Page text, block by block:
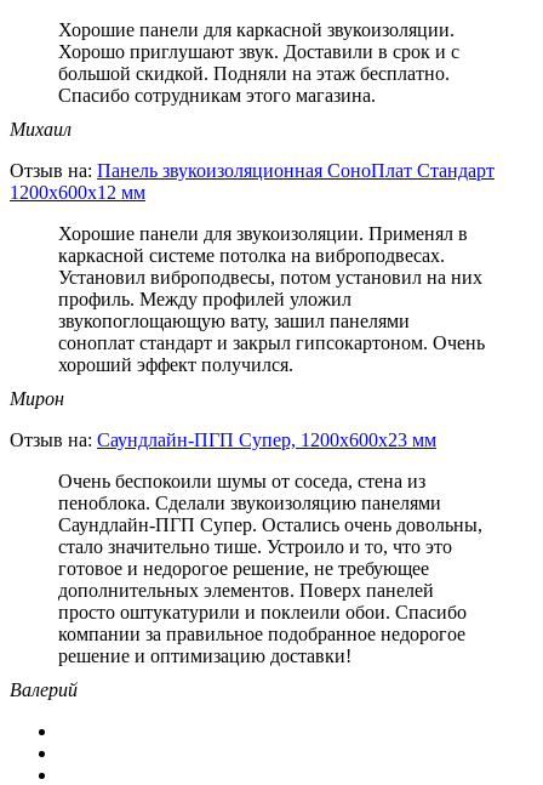
Хорошие панели для каркасной звукоизоляции.
Хорошо приглушают звук. Доставили в срок и с
большой скидкой. Подняли на этаж бесплатно.
Спасибо сотрудникам этого магазина.
Михаил
Отзыв на: Панель звукоизоляционная СоноПлат Стандарт
1200х600х12 мм
Хорошие панели для звукоизоляции. Применял в
каркасной системе потолка на виброподвесах.
Установил виброподвесы, потом установил на них
профиль. Между профилей уложил
звукопоглощающую вату, зашил панелями
соноплат стандарт и закрыл гипсокартоном. Очень
хороший эффект получился.
Мирон
Отзыв на: Саундлайн-ПГП Супер, 1200х600х23 мм
Очень беспокоили шумы от соседа, стена из
пеноблока. Сделали звукоизоляцию панелями
Саундлайн-ПГП Супер. Остались очень довольны,
стало значительно тише. Устроило и то, что это
готовое и недорогое решение, не требующее
дополнительных элементов. Поверх панелей
просто оштукатурили и поклеили обои. Спасибо
компании за правильное подобранное недорогое
решение и оптимизацию доставки!
Валерий